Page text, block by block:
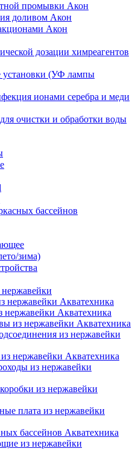
промывки Акон
доливом Акон
Акон
дозации химреагентов
установки (УФ лампы
ионами серебра и меди
очистки и обработки воды
бассейнов
зима)
нержавейки Акватехника
нержавейки Акватехника
из нержавейки Акватехника
из нержавейки
нержавейки Акватехника
из нержавейки
из нержавейки
плата из нержавейки
бассейнов Акватехника
из нержавейки